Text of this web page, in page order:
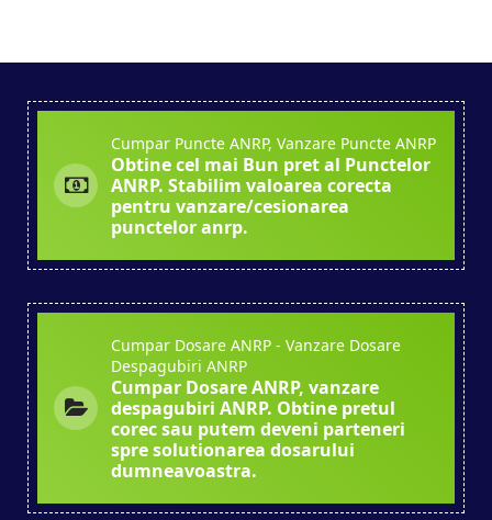
Cumpar Puncte ANRP, Vanzare Puncte ANRP
Obtine cel mai Bun pret al Punctelor
ANRP. Stabilim valoarea corecta
pentru vanzare/cesionarea
punctelor anrp.
Cumpar Dosare ANRP - Vanzare Dosare
Despagubiri ANRP
Cumpar Dosare ANRP, vanzare
despagubiri ANRP. Obtine pretul
corec sau putem deveni parteneri
spre solutionarea dosarului
dumneavoastra.